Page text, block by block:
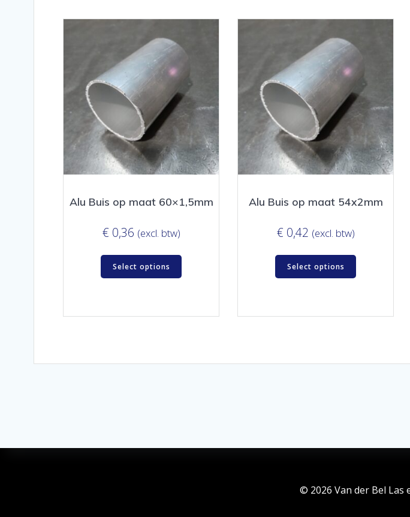
Alu Buis op maat 60×1,5mm
€ 0,36 (excl. btw)
Select options
Alu Buis op maat 54x2mm
€ 0,42 (excl. btw)
Select options
© 2026 Van der Bel Las